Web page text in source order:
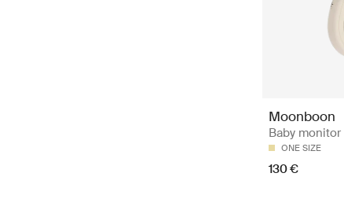
Moonboon
Baby monitor
ONE SIZE
130 €